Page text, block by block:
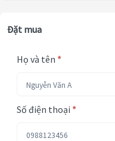
Đặt mua
Họ và tên *
Số điện thoại *